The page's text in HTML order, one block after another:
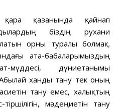
қазанында қайнап
біздің рухани
орны туралы болмақ.
ата-бабаларымыздың
мүддесі, дүниетанымы
ханды тану тек оның
тану емес, халықтың
мәдеңиетін тану